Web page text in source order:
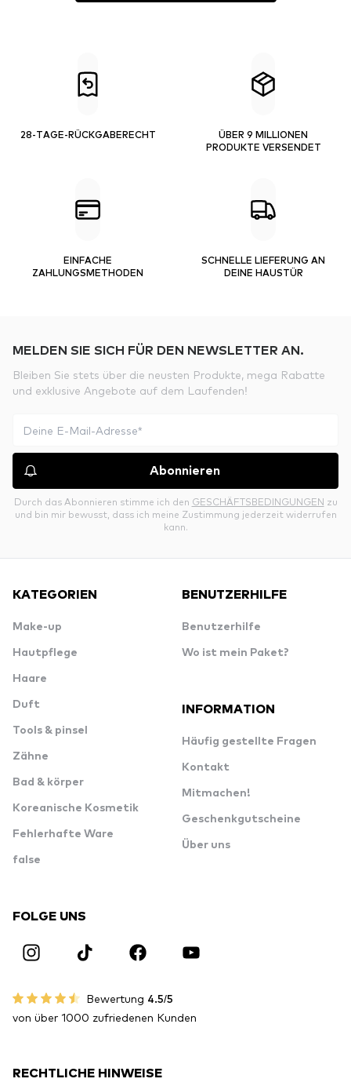
28-TAGE-RÜCKGABERECHT
ÜBER 9 MILLIONEN
PRODUKTE VERSENDET
EINFACHE
ZAHLUNGSMETHODEN
SCHNELLE LIEFERUNG AN
DEINE HAUSTÜR
MELDEN SIE SICH FÜR DEN NEWSLETTER AN.
Bleiben Sie stets über die neusten Produkte, mega Rabatte
und exklusive Angebote auf dem Laufenden!
Abonnieren
Durch das Abonnieren stimme ich den GESCHÄFTSBEDINGUNGEN zu
und bin mir bewusst, dass ich meine Zustimmung jederzeit widerrufen
kann.
KATEGORIEN
Make-up
Hautpflege
Haare
Duft
Tools & pinsel
Zähne
Bad & körper
Koreanische Kosmetik
Fehlerhafte Ware
false
BENUTZERHILFE
Benutzerhilfe
Wo ist mein Paket?
INFORMATION
Häufig gestellte Fragen
Kontakt
Mitmachen!
Geschenkgutscheine
Über uns
FOLGE UNS
Bewertung 4.5/5
von über 1000 zufriedenen Kunden
RECHTLICHE HINWEISE